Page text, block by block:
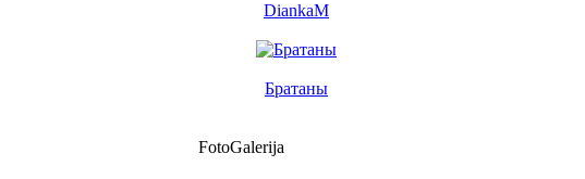
DiankaM
Братаны
FotoGalerija